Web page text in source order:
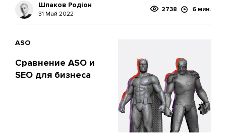
Шпаков Родіон
31 Май 2022
2738 6 мин.
ASO
Сравнение ASO и
SEO для бизнеса